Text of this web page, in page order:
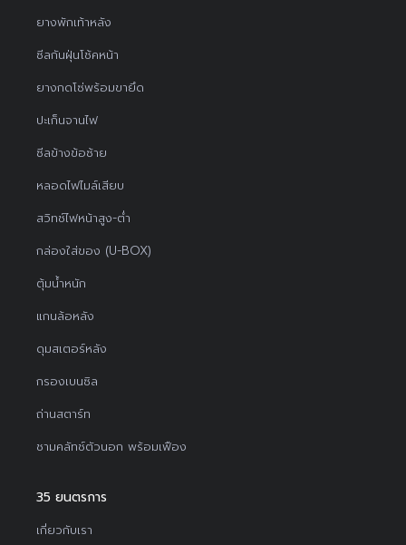
ยางพักเท้าหลัง
ซีลกันฝุ่นโช้คหน้า
ยางกดโซ่พร้อมขายึด
ปะเก็นจานไฟ
ซีลข้างข้อซ้าย
หลอดไฟไมล์เสียบ
สวิทช์ไฟหน้าสูง-ต่ำ
กล่องใส่ของ (U-BOX)
ตุ้มน้ำหนัก
แกนล้อหลัง
ดุมสเตอร์หลัง
กรองเบนซิล
ถ่านสตาร์ท
ชามคลัทช์ตัวนอก พร้อมเฟือง
35 ยนตรการ
เกี่ยวกับเรา